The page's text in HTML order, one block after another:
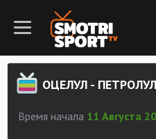
ОЦЕЛУЛ -
Время начала 11 Августа